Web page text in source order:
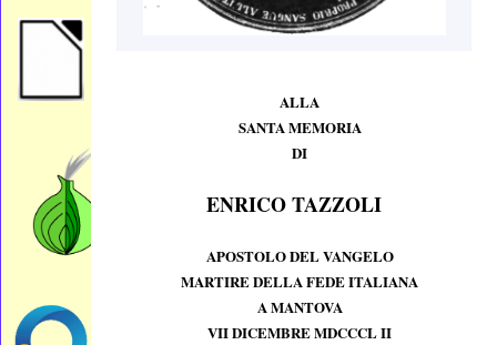
ALLA
SANTA MEMORIA
DI
ENRICO TAZZOLI
APOSTOLO DEL VANGELO
MARTIRE DELLA FEDE ITALIANA
A MANTOVA
VII DICEMBRE MDCCCL II